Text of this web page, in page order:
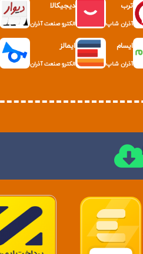
ترب
آذران شاپ
دیجیکالا
الکترو صنعت آذران
ایسام
آذران شاپ
ایمالز
الکترو صنعت آذران